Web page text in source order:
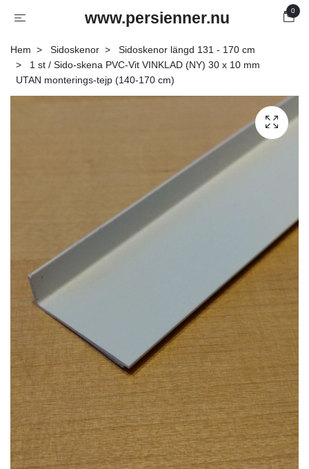
www.persienner.nu 0
Hem Sidoskenor
Sidoskenor längd 131 - 170 cm
1 st / Sido-skena PVC-Vit VINKLAD (NY) 30 x 10 mm
UTAN monterings-tejp (140-170 cm)